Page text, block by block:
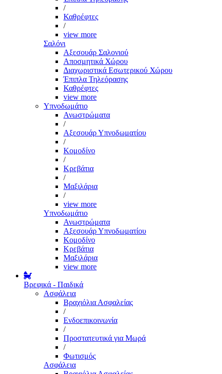
/
Καθρέφτες
/
view more
Σαλόνι
Αξεσουάρ Σαλονιού
Αποσμητικά Χώρου
Διαχωριστικά Εσωτερικού Χώρου
Έπιπλα Τηλεόρασης
Καθρέφτες
view more
Υπνοδωμάτιο
Ανωστρώματα
/
Αξεσουάρ Υπνοδωματίου
/
Κομοδίνο
/
Κρεβάτια
/
Μαξιλάρια
/
view more
Υπνοδωμάτιο
Ανωστρώματα
Αξεσουάρ Υπνοδωματίου
Κομοδίνο
Κρεβάτια
Μαξιλάρια
view more
Βρεφικά - Παιδικά
Ασφάλεια
Βραχιόλια Ασφαλείας
/
Ενδοεπικοινωνία
/
Προστατευτικά για Μωρά
/
Φωτισμός
Ασφάλεια